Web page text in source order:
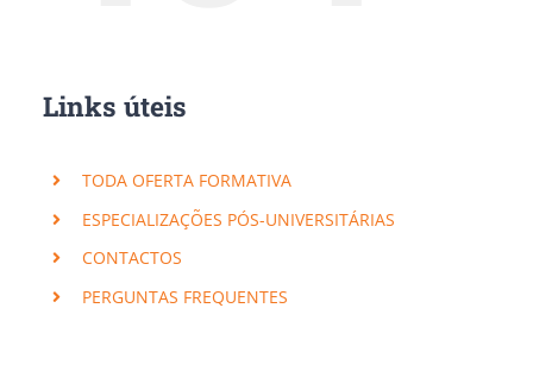
Links úteis
TODA OFERTA FORMATIVA
ESPECIALIZAÇÕES PÓS-UNIVERSITÁRIAS
CONTACTOS
PERGUNTAS FREQUENTES